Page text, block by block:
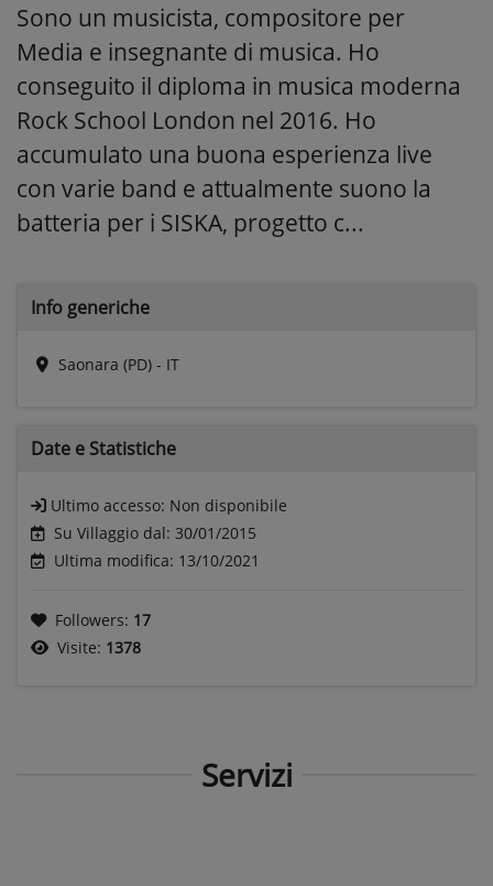
Sono un musicista, compositore per
Media e insegnante di musica. Ho
conseguito il diploma in musica moderna
Rock School London nel 2016. Ho
accumulato una buona esperienza live
con varie band e attualmente suono la
batteria per i SISKA, progetto c...
Info generiche
Saonara (PD) - IT
Date e Statistiche
Ultimo accesso: Non disponibile
Su Villaggio dal: 30/01/2015
Ultima modifica: 13/10/2021
Followers: 17
Visite: 1378
Servizi